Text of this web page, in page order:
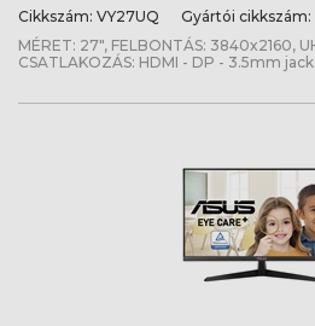
Cikkszám: VY27UQ Gyártói cikkszám:
MÉRET: 27", FELBONTÁS: 3840x2160,
CSATLAKOZÁS: HDMI - DP - 3.5mm